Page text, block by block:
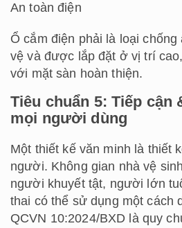
An toàn điện
Ổ cắm điện phải là loại
vệ và được lắp đặt ở vị trí
với mặt sàn hoàn thiện.
Tiêu chuẩn 5: Tiếp cận
mọi người dùng
Một thiết kế văn minh là thiết
người. Không gian nhà vệ
người khuyết tật, người lớn
thai có thể sử dụng một cách
QCVN 10:2024/BXD là quy